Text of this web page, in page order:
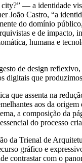
— a identidade
João Castro, “a
do domínio
e de impacto,
humana e
de design
digitais que
que assenta na
aos da
a composição da
do processo
da Trienal de
gráfico e
contrastar com o